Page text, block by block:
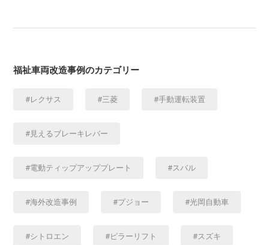
福祉車両改造事例のカテゴリー
レクサス 三菱 手動運転装置
見えるブレーキレバー
電動ティップアッププレート スバル
海外改造事例 プジョー 光岡自動車
シトロエン ピラーリフト スズキ